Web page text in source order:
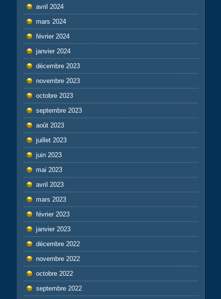
avril 2024
mars 2024
février 2024
janvier 2024
décembre 2023
novembre 2023
octobre 2023
septembre 2023
août 2023
juillet 2023
juin 2023
mai 2023
avril 2023
mars 2023
février 2023
janvier 2023
décembre 2022
novembre 2022
octobre 2022
septembre 2022